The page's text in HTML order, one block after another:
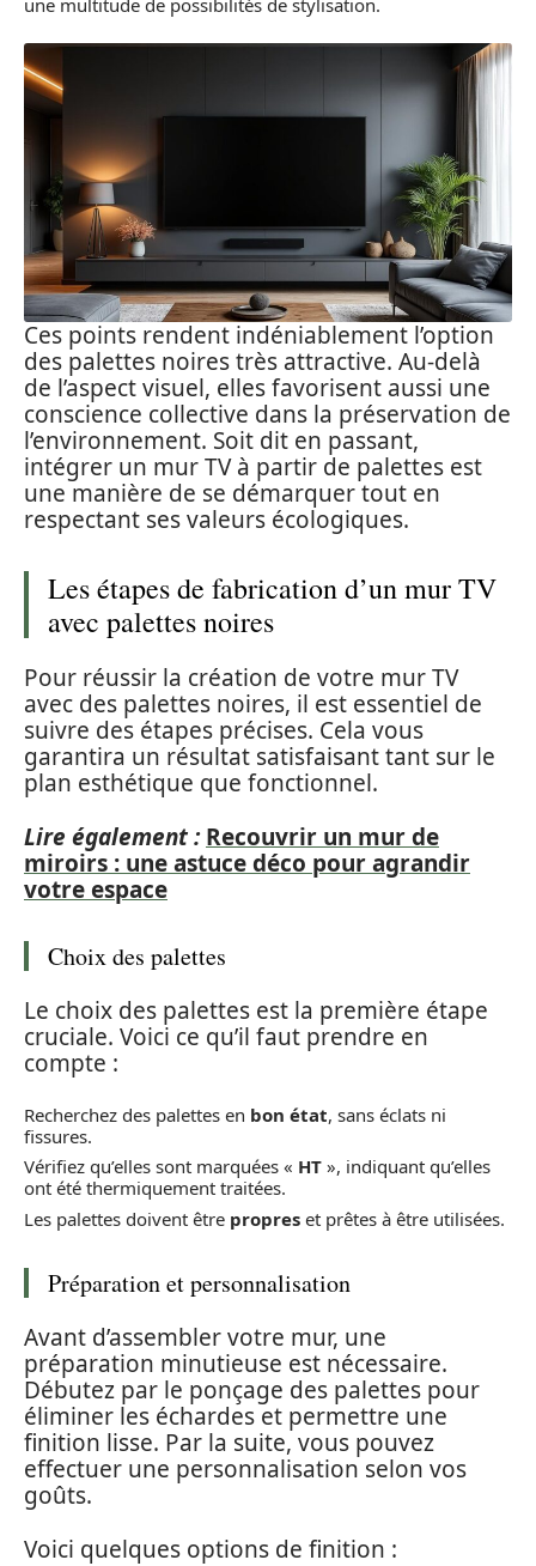
une multitude de possibilités de stylisation.
Ces points rendent indéniablement l’option
des palettes noires très attractive. Au-delà
de l’aspect visuel, elles favorisent aussi une
conscience collective dans la préservation de
l’environnement. Soit dit en passant,
intégrer un mur TV à partir de palettes est
une manière de se démarquer tout en
respectant ses valeurs écologiques.
Les étapes de fabrication d’un mur TV
avec palettes noires
Pour réussir la création de votre mur TV
avec des palettes noires, il est essentiel de
suivre des étapes précises. Cela vous
garantira un résultat satisfaisant tant sur le
plan esthétique que fonctionnel.
Lire également : Recouvrir un mur de
miroirs : une astuce déco pour agrandir
votre espace
Choix des palettes
Le choix des palettes est la première étape
cruciale. Voici ce qu’il faut prendre en
compte :
Recherchez des palettes en bon état, sans éclats ni
fissures.
Vérifiez qu’elles sont marquées « HT », indiquant qu’elles
ont été thermiquement traitées.
Les palettes doivent être propres et prêtes à être utilisées.
Préparation et personnalisation
Avant d’assembler votre mur, une
préparation minutieuse est nécessaire.
Débutez par le ponçage des palettes pour
éliminer les échardes et permettre une
finition lisse. Par la suite, vous pouvez
effectuer une personnalisation selon vos
goûts.
Voici quelques options de finition :